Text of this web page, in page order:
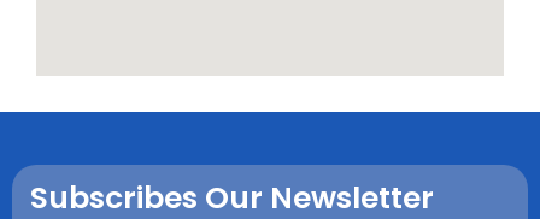
Subscribes Our Newsletter